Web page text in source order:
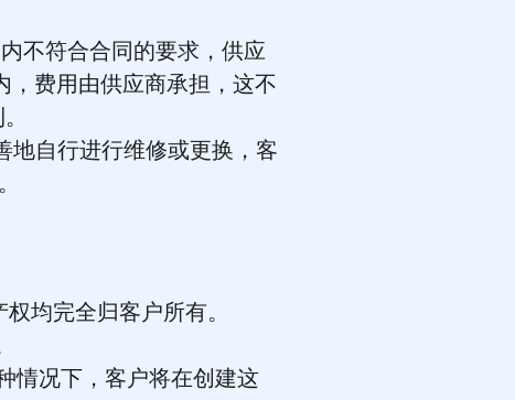
不符合合同的要求，供应
，费用由供应商承担，这不
地自行进行维修或更换，客
均完全归客户所有。
情况下，客户将在创建这